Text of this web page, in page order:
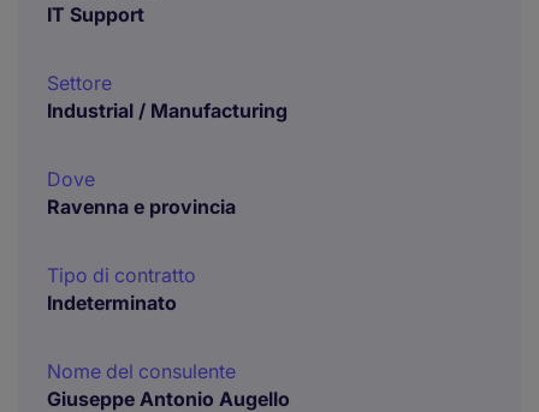
IT Support
Settore
Industrial / Manufacturing
Dove
Ravenna e provincia
Tipo di contratto
Indeterminato
Nome del consulente
Giuseppe Antonio Augello